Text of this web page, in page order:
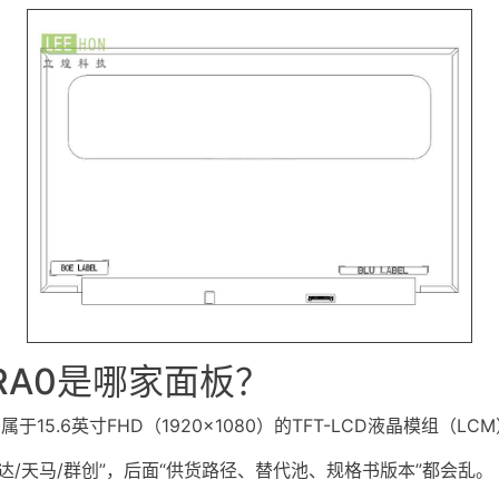
是哪家面板？
于15.6英寸FHD（1920×1080）的TFT-LCD液晶模组（
马/群创”，后面“供货路径、替代池、规格书版本”都会乱。